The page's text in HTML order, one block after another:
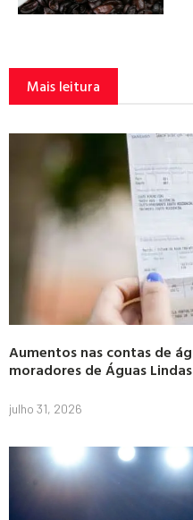
Mais leitura
Aumentos nas contas de
moradores de Águas
julho 31, 2026